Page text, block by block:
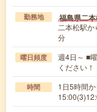
勤務地 福島県二
二本松駅
分
曜日頻度
週4日～ ■
ください！
時間
1日5時間